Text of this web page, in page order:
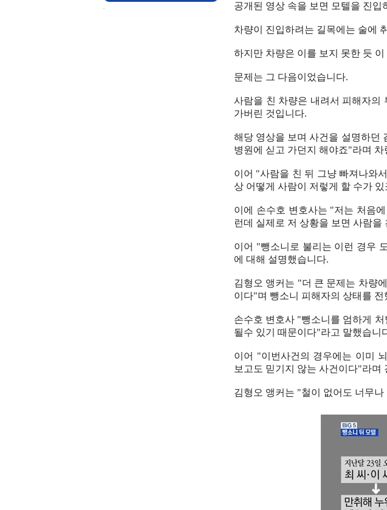
공개된 영상 속을 보면 모텔을 진입
차량이 진입하려는 길목에는 술에
하지만 차량은 이를 보지 못한 듯
문제는 그 다음이었습니다.
사람을 친 차량은 내려서 피해자의
가버린 것입니다.
해당 영상을 보며 사건을 설명하던
병원에 싣고 가던지 해야죠"라며
이어 "사람을 친 뒤 그냥 빠져나와
상 어떻게 사람이 저렇게 할 수가
이에 손수호 변호사는 "저는 처음
런데 실제로 저 상황을 보면 사람
이어 "뺑소니로 불리는 이런 경우
에 대해 설명했습니다.
김형오 앵커는 "더 큰 문제는 차량
이다"며 뺑소니 피해자의 상태를 전
손수호 변호사 "뺑소니를 엄하게
될수 있기 때문이다"라고 말했습니
이어 "이번사건의 경우에는 이미
보고도 믿기지 않는 사건이다"라며
김형오 앵커는 "철이 없어도 너무